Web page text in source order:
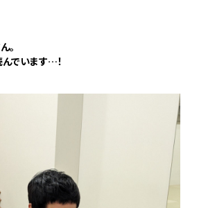
。
でいます…！